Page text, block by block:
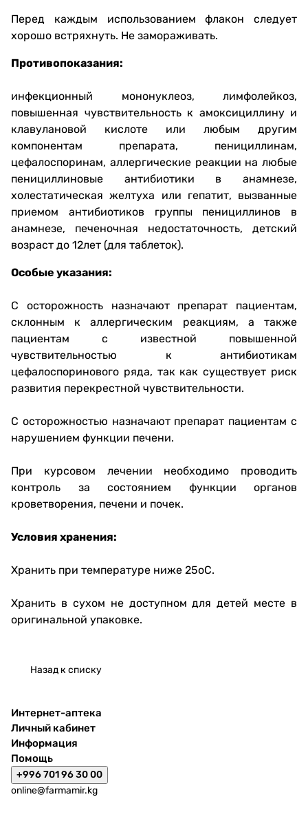
Перед каждым использованием флакон следует
хорошо встряхнуть. Не замораживать.
Противопоказания:
инфекционный мононуклеоз, лимфолейкоз,
повышенная чувствительность к амоксициллину и
клавулановой кислоте или любым другим
компонентам препарата, пенициллинам,
цефалоспоринам, аллергические реакции на любые
пенициллиновые антибиотики в анамнезе,
холестатическая желтуха или гепатит, вызванные
приемом антибиотиков группы пенициллинов в
анамнезе, печеночная недостаточность, детский
возраст до 12лет (для таблеток).
Особые указания:
С осторожность назначают препарат пациентам,
склонным к аллергическим реакциям, а также
пациентам с известной повышенной
чувствительностью к антибиотикам
цефалоспоринового ряда, так как существует риск
развития перекрестной чувствительности.
С осторожностью назначают препарат пациентам с
нарушением функции печени.
При курсовом лечении необходимо проводить
контроль за состоянием функции органов
кроветворения, печени и почек.
Условия хранения:
Хранить при температуре ниже 25oС.
Хранить в сухом не доступном для детей месте в
оригинальной упаковке.
Назад к списку
Интернет-аптека
Личный кабинет
Информация
Помощь
+996 701 96 30 00
online@farmamir.kg